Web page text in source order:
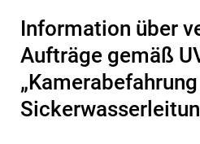
Information über
Aufträge gemäß